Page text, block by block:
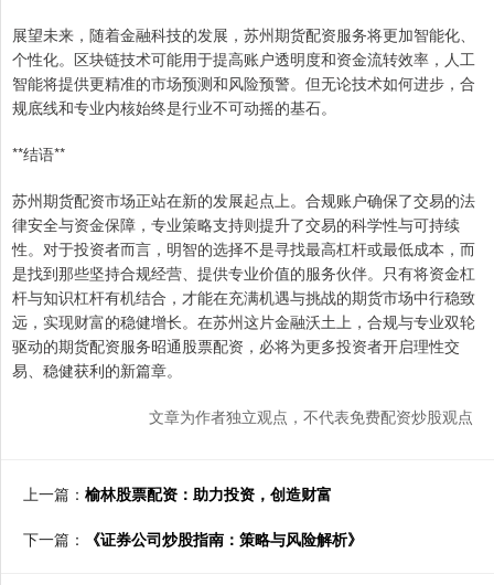
展望未来，随着金融科技的发展，苏州期货配资服务将更加智能化、
个性化。区块链技术可能用于提高账户透明度和资金流转效率，人工
智能将提供更精准的市场预测和风险预警。但无论技术如何进步，合
规底线和专业内核始终是行业不可动摇的基石。
**结语**
苏州期货配资市场正站在新的发展起点上。合规账户确保了交易的法
律安全与资金保障，专业策略支持则提升了交易的科学性与可持续
性。对于投资者而言，明智的选择不是寻找最高杠杆或最低成本，而
是找到那些坚持合规经营、提供专业价值的服务伙伴。只有将资金杠
杆与知识杠杆有机结合，才能在充满机遇与挑战的期货市场中行稳致
远，实现财富的稳健增长。在苏州这片金融沃土上，合规与专业双轮
驱动的期货配资服务昭通股票配资，必将为更多投资者开启理性交
易、稳健获利的新篇章。
文章为作者独立观点，不代表免费配资炒股观点
上一篇： 榆林股票配资：助力投资，创造财富
下一篇： 《证券公司炒股指南：策略与风险解析》